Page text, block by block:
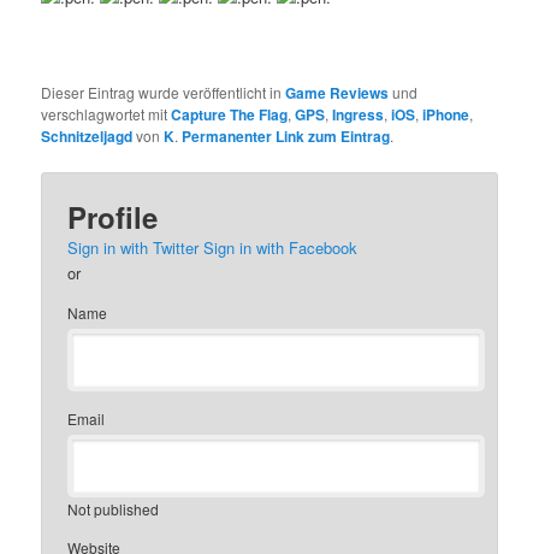
Dieser Eintrag wurde veröffentlicht inGame Reviewsund
verschlagwortet mitCapture The Flag,GPS,Ingress,iOS,iPhone,
SchnitzeljagdvonK. Permanenter Link zum Eintrag.
Profile
Sign in with Twitter Sign in with Facebook
or
Name
Email
Not published
Website